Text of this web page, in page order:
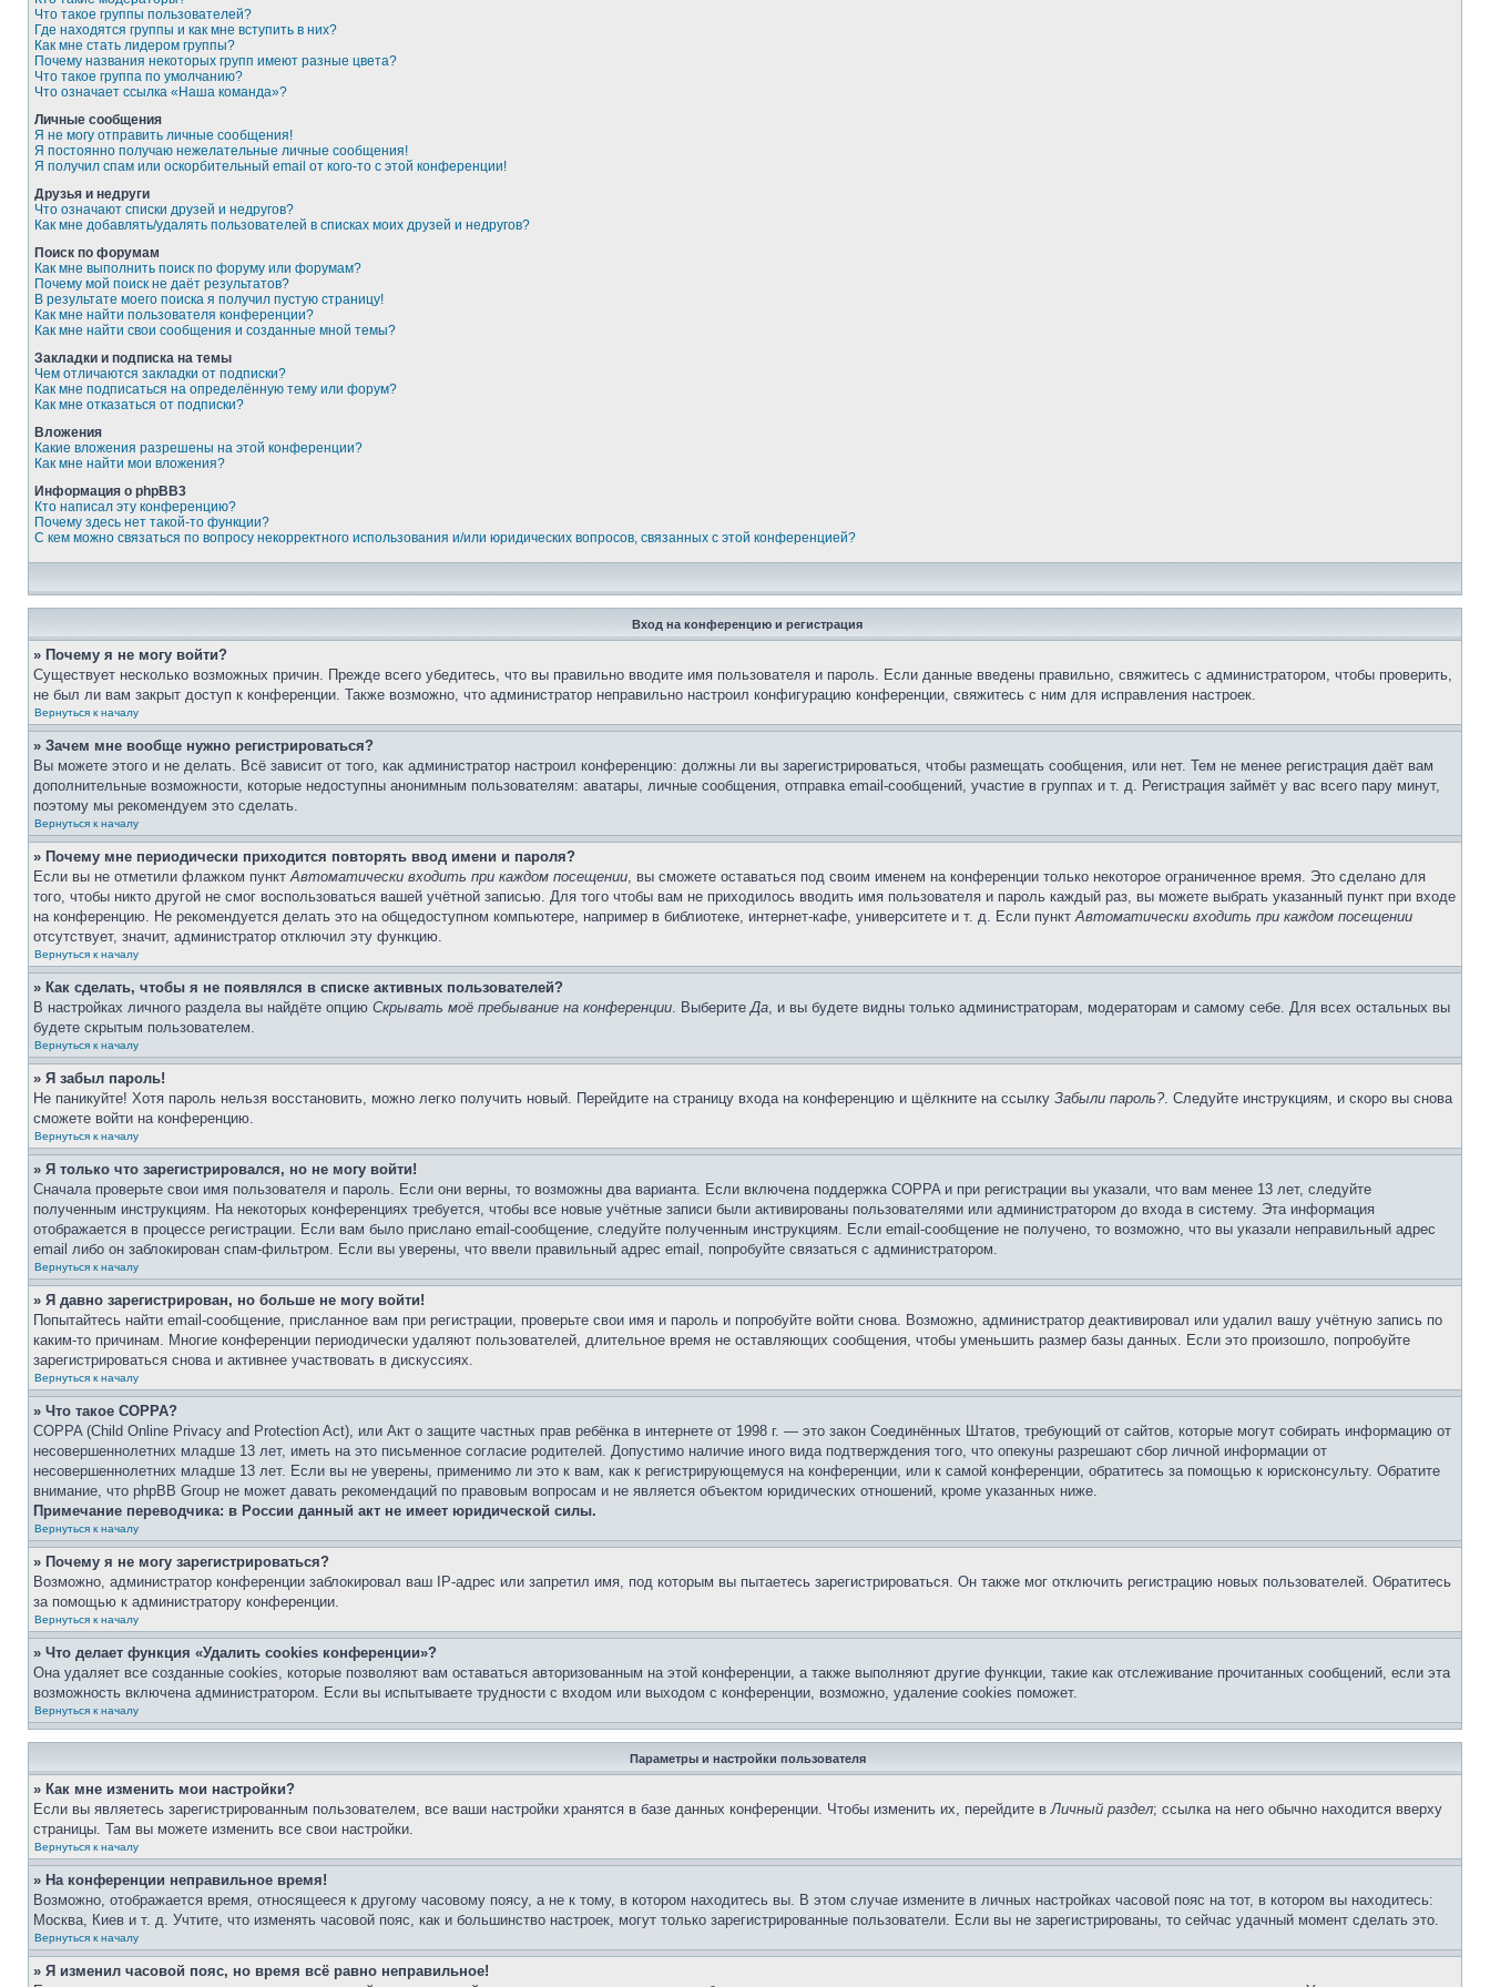
Что такое группы пользователей?
Где находятся группы и как мне вступить в них?
Как мне стать лидером группы?
Почему названия некоторых групп имеют разные цвета?
Что такое группа по умолчанию?
Что означает ссылка «Наша команда»?
Личные сообщения
Я не могу отправить личные сообщения!
Я постоянно получаю нежелательные личные сообщения!
Я получил спам или оскорбительный email от кого-то с этой конференции!
Друзья и недруги
Что означают списки друзей и недругов?
Как мне добавлять/удалять пользователей в списках моих друзей и недругов?
Поиск по форумам
Как мне выполнить поиск по форуму или форумам?
Почему мой поиск не даёт результатов?
В результате моего поиска я получил пустую страницу!
Как мне найти пользователя конференции?
Как мне найти свои сообщения и созданные мной темы?
Закладки и подписка на темы
Чем отличаются закладки от подписки?
Как мне подписаться на определённую тему или форум?
Как мне отказаться от подписки?
Вложения
Какие вложения разрешены на этой конференции?
Как мне найти мои вложения?
Информация о phpBB3
Кто написал эту конференцию?
Почему здесь нет такой-то функции?
С кем можно связаться по вопросу некорректного использования и/или юридических вопросов, связанных с этой конференцией?
Вход на конференцию и регистрация
» Почему я не могу войти?
Существует несколько возможных причин. Прежде всего убедитесь, что вы правильно вводите имя пользователя и пароль. Если данные введены правильно, свяжитесь с администратором, чтобы проверить,
не был ли вам закрыт доступ к конференции. Также возможно, что администратор неправильно настроил конфигурацию конференции, свяжитесь с ним для исправления настроек.
Вернуться к началу
» Зачем мне вообще нужно регистрироваться?
Вы можете этого и не делать. Всё зависит от того, как администратор настроил конференцию: должны ли вы зарегистрироваться, чтобы размещать сообщения, или нет. Тем не менее регистрация даёт вам
дополнительные возможности, которые недоступны анонимным пользователям: аватары, личные сообщения, отправка email-сообщений, участие в группах и т. д. Регистрация займёт у вас всего пару минут,
поэтому мы рекомендуем это сделать.
Вернуться к началу
» Почему мне периодически приходится повторять ввод имени и пароля?
Если вы не отметили флажком пунктАвтоматически входить при каждом посещении, вы сможете оставаться под своим именем на конференции только некоторое ограниченное время. Это сделано для
того, чтобы никто другой не смог воспользоваться вашей учётной записью. Для того чтобы вам не приходилось вводить имя пользователя и пароль каждый раз, вы можете выбрать указанный пункт при входе
на конференцию. Не рекомендуется делать это на общедоступном компьютере, например в библиотеке, интернет-кафе, университете и т. д. Если пунктАвтоматически входить при каждом посещении
отсутствует, значит, администратор отключил эту функцию.
Вернуться к началу
» Как сделать, чтобы я не появлялся в списке активных пользователей?
В настройках личного раздела вы найдёте опцию Скрывать моё пребывание на конференции. ВыберитеДа, и вы будете видны только администраторам, модераторам и самому себе. Для всех остальных вы
будете скрытым пользователем.
Вернуться к началу
» Я забыл пароль!
Не паникуйте! Хотя пароль нельзя восстановить, можно легко получить новый. Перейдите на страницу входа на конференцию и щёлкните на ссылку Забыли пароль?. Следуйте инструкциям, и скоро вы снова
сможете войти на конференцию.
Вернуться к началу
» Я только что зарегистрировался, но не могу войти!
Сначала проверьте свои имя пользователя и пароль. Если они верны, то возможны два варианта. Если включена поддержка COPPA и при регистрации вы указали, что вам менее 13 лет, следуйте
полученным инструкциям. На некоторых конференциях требуется, чтобы все новые учётные записи были активированы пользователями или администратором до входа в систему. Эта информация
отображается в процессе регистрации. Если вам было прислано email-сообщение, следуйте полученным инструкциям. Если email-сообщение не получено, то возможно, что вы указали неправильный адрес
email либо он заблокирован спам-фильтром. Если вы уверены, что ввели правильный адрес email, попробуйте связаться с администратором.
Вернуться к началу
» Я давно зарегистрирован, но больше не могу войти!
Попытайтесь найти email-сообщение, присланное вам при регистрации, проверьте свои имя и пароль и попробуйте войти снова. Возможно, администратор деактивировал или удалил вашу учётную запись по
каким-то причинам. Многие конференции периодически удаляют пользователей, длительное время не оставляющих сообщения, чтобы уменьшить размер базы данных. Если это произошло, попробуйте
зарегистрироваться снова и активнее участвовать в дискуссиях.
Вернуться к началу
» Что такое COPPA?
COPPA (Child Online Privacy and Protection Act), или Акт о защите частных прав ребёнка в интернете от 1998 г. — это закон Соединённых Штатов, требующий от сайтов, которые могут собирать информацию от
несовершеннолетних младше 13 лет, иметь на это письменное согласие родителей. Допустимо наличие иного вида подтверждения того, что опекуны разрешают сбор личной информации от
несовершеннолетних младше 13 лет. Если вы не уверены, применимо ли это к вам, как к регистрирующемуся на конференции, или к самой конференции, обратитесь за помощью к юрисконсульту. Обратите
внимание, что phpBB Group не может давать рекомендаций по правовым вопросам и не является объектом юридических отношений, кроме указанных ниже.
Примечание переводчика: в России данный акт не имеет юридической силы.
Вернуться к началу
» Почему я не могу зарегистрироваться?
Возможно, администратор конференции заблокировал ваш IP-адрес или запретил имя, под которым вы пытаетесь зарегистрироваться. Он также мог отключить регистрацию новых пользователей. Обратитесь
за помощью к администратору конференции.
Вернуться к началу
» Что делает функция «Удалить cookies конференции»?
Она удаляет все созданные cookies, которые позволяют вам оставаться авторизованным на этой конференции, а также выполняют другие функции, такие как отслеживание прочитанных сообщений, если эта
возможность включена администратором. Если вы испытываете трудности с входом или выходом с конференции, возможно, удаление cookies поможет.
Вернуться к началу
Параметры и настройки пользователя
» Как мне изменить мои настройки?
Если вы являетесь зарегистрированным пользователем, все ваши настройки хранятся в базе данных конференции. Чтобы изменить их, перейдите вЛичный раздел; ссылка на него обычно находится вверху
страницы. Там вы можете изменить все свои настройки.
Вернуться к началу
» На конференции неправильное время!
Возможно, отображается время, относящееся к другому часовому поясу, а не к тому, в котором находитесь вы. В этом случае измените в личных настройках часовой пояс на тот, в котором вы находитесь:
Москва, Киев и т. д. Учтите, что изменять часовой пояс, как и большинство настроек, могут только зарегистрированные пользователи. Если вы не зарегистрированы, то сейчас удачный момент сделать это.
Вернуться к началу
» Я изменил часовой пояс, но время всё равно неправильное!